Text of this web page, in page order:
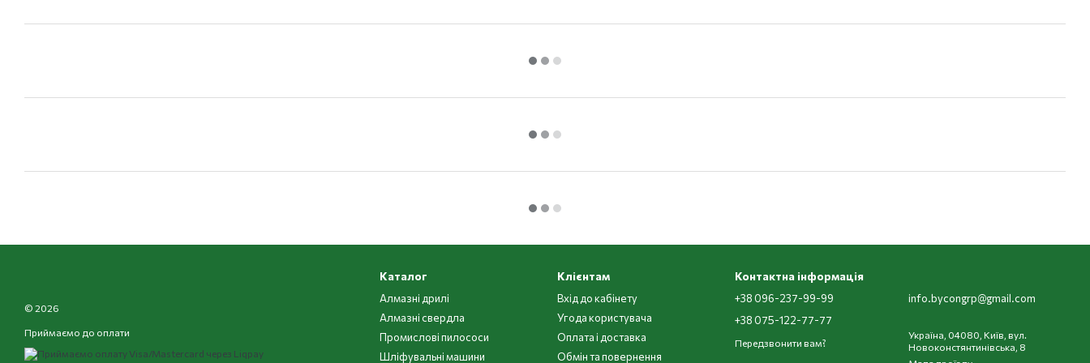
© 2026
Приймаємо до оплати
Каталог
Алмазні дрилі
Алмазні свердла
Промислові пилососи
Шліфувальні машини
Клієнтам
Вхід до кабінету
Угода користувача
Оплата і доставка
Обмін та повернення
Контактна інформація
+38 096-237-99-99
+38 075-122-77-77
Передзвонити вам?
info.bycongrp@gmail.com
Україна, 04080, Київ, вул.
Новоконстянтинівська, 8